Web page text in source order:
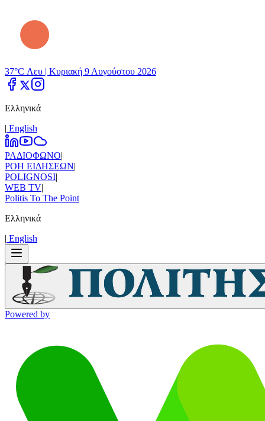
37°C Λευ | Κυριακή 9 Αυγούστου 2026
Ελληνικά
| Εnglish
ΡΑΔΙΟΦΩΝΟ|
ΡΟΗ ΕΙΔΗΣΕΩΝ|
POLIGNOSI|
WEB TV|
Politis To The Point
Ελληνικά
| Εnglish
Powered by